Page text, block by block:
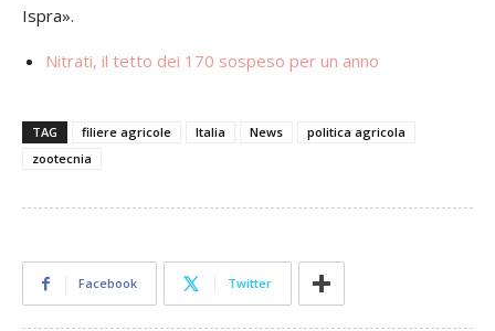
Ispra».
Nitrati, il tetto dei 170 sospeso per un anno
TAG filiere agricole Italia News
politica agricola
zootecnia
Facebook Twitter